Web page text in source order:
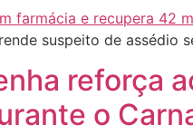
suspeito de
reforça
o